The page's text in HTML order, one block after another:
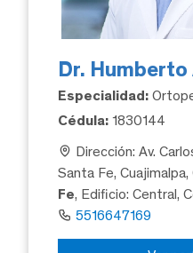
Dr.
Especialidad:
Cédula: 1830144
Dirección: Av.
Santa Fe,
Fe, Edificio: Central,
5516647169